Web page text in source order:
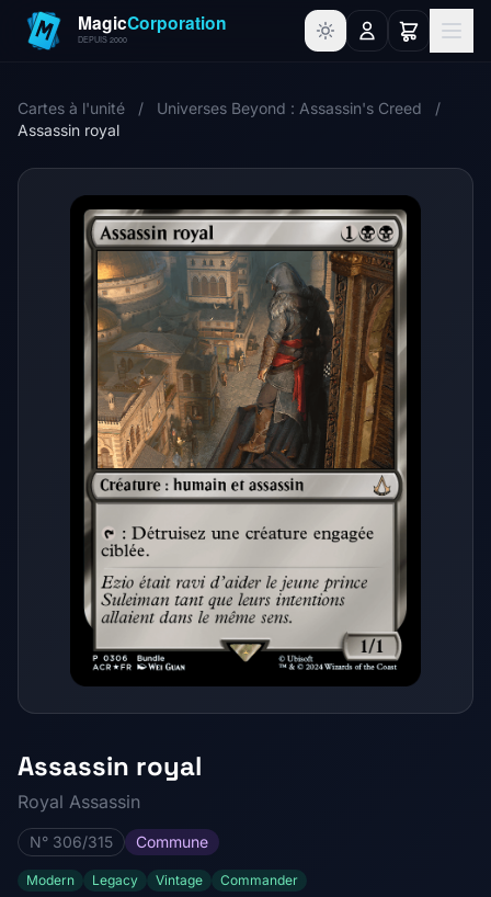
Cartes à l'unité / Universes Beyond : Assassin's Creed
/
Assassin royal
Assassin royal
Royal Assassin
N° 306/315 Commune
Modern Legacy Vintage Commander